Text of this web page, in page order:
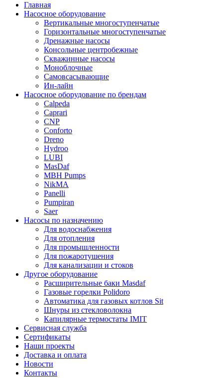
Главная
Насосное оборудование
Вертикальные многоступенчатые
Горизонтальные многоступенчатые
Дренажные насосы
Консольные центробежные
Скважинные насосы
Моноблочные
Самовсасывающие
Ин-лайн
Насосное оборудование по брендам
Calpeda
Caprari
CNP
Conforto
Dreno
Hydroo
LUBI
MasDaf
MBH Pumps
NikMA
Panelli
Pumpiran
Saer
Насосы по назначению
Для водоснабжения
Для отопления
Для промышленности
Для пожаротушения
Для канализации и стоков
Другое оборудование
Расширительные баки Masdaf
Газовые горелки Polidoro
Автоматика для газовых котлов Sit
Шнуры из стекловолокна
Капилярные термостаты IMIT
Сервисная служба
Сертификаты
Наши проекты
Доставка и оплата
Новости
Контакты